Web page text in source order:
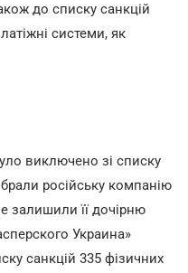
до списку санкцій
системи, як
виключено зі списку
російську компанію
залишили її дочірню
Украина»
санкцій 335 фізичних